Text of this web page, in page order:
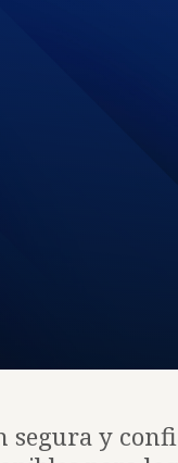
segura y